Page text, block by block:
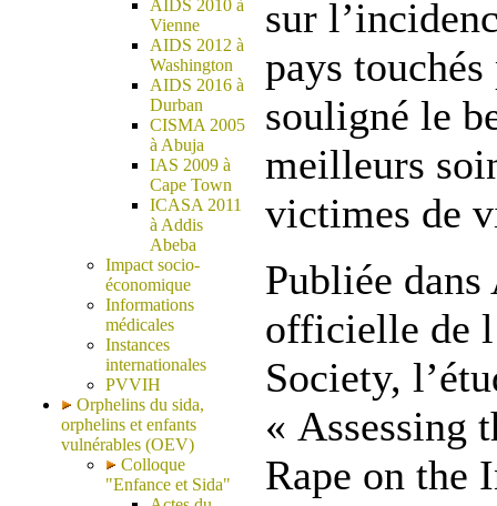
AIDS 2010 à
Vienne
AIDS 2012 à
Washington
AIDS 2016 à
Durban
CISMA 2005
à Abuja
IAS 2009 à
Cape Town
ICASA 2011
à Addis
Abeba
Impact socio-
économique
Informations
médicales
Instances
internationales
PVVIH
Orphelins du sida,
orphelins et enfants
vulnérables (OEV)
Colloque
"Enfance et Sida"
sur
pays
souligné le
meilleurs
victimes de
Publiée
officielle de
Society,
« Assessing
Rape on the